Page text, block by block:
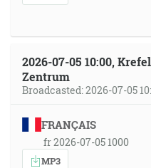
2026-07-05 10:00,
Zentrum
Broadcasted: 2026-07-05
FRANÇAIS
fr 2026-07-05 1000
MP3